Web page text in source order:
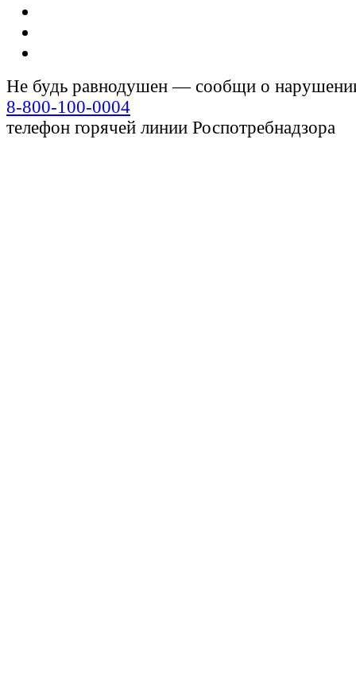
Не будь равнодушен — сообщи о
8-800-100-0004
телефон горячей линии Роспотребнадзора